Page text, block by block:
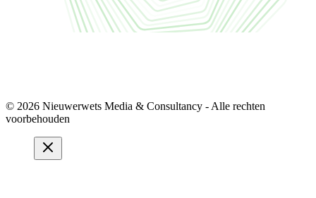
© 2026 Nieuwerwets Media & Consultancy - Alle rechten
voorbehouden